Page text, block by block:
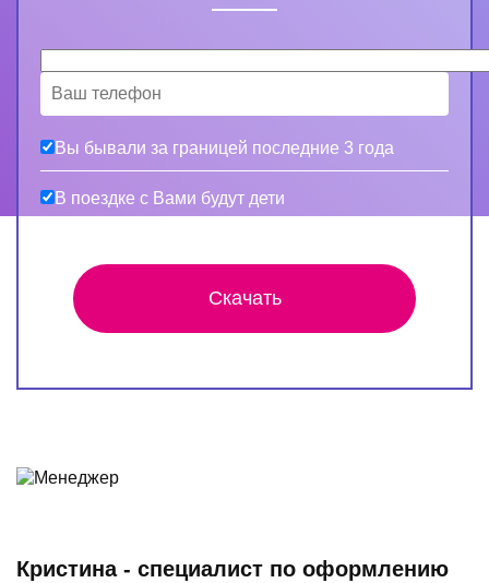
Вы бывали за границей последние 3 года
В поездке с Вами будут дети
Скачать
Кристина - специалист по оформлению